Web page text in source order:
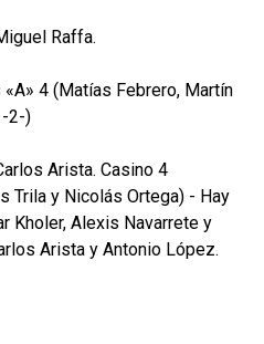
Raffa.
4 (Matías Febrero, Martín
-2-)
Arista. Casino 4
Trila y Nicolás Ortega) - Hay
Kholer, Alexis Navarrete y
Arista y Antonio López.